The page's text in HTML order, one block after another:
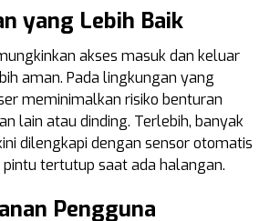
yang Lebih Baik
akses masuk dan keluar
aman. Pada lingkungan yang
meminimalkan risiko benturan
lain atau dinding. Terlebih, banyak
dilengkapi dengan sensor otomatis
tertutup saat ada halangan.
Pengguna